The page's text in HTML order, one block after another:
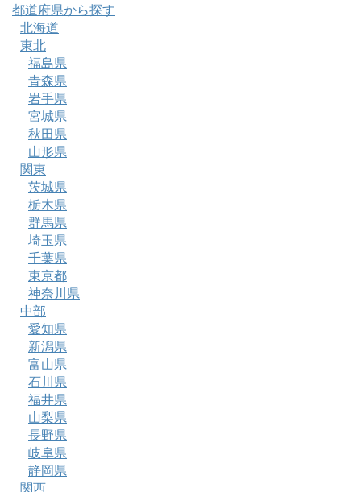
都道府県から探す
北海道
東北
福島県
青森県
岩手県
宮城県
秋田県
山形県
関東
茨城県
栃木県
群馬県
埼玉県
千葉県
東京都
神奈川県
中部
愛知県
新潟県
富山県
石川県
福井県
山梨県
長野県
岐阜県
静岡県
関西